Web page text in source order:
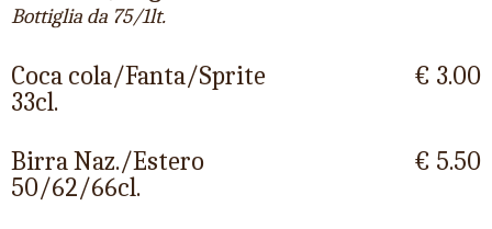
Bottiglia da 75/1lt.
Coca cola/Fanta/Sprite
33cl.
€ 3.00
Birra Naz./Estero
50/62/66cl.
€ 5.50